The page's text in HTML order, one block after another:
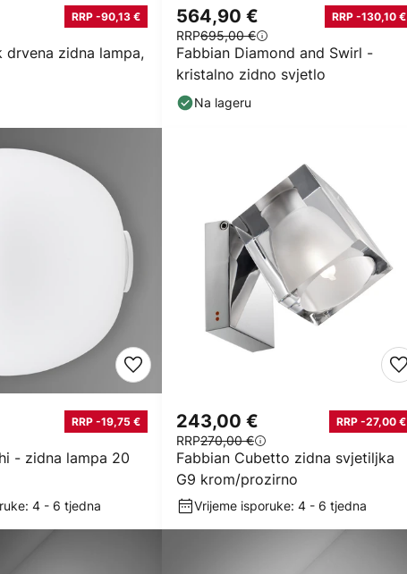
drvena zidna lampa,
RRP -90,13 €
Fabbian Diamond and Swirl -
kristalno zidno svjetlo
564,90 € RRP -130,10 €
RRP695,00 €
Na lageru
- zidna lampa 20
RRP -19,75 €
4 - 6 tjedna
Fabbian Cubetto zidna svjetiljka
G9 krom/prozirno
243,00 € RRP -27,00 €
RRP270,00 €
Vrijeme isporuke: 4 - 6 tjedna